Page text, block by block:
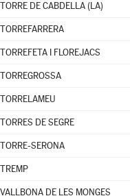
TORRE DE CABDELLA (LA)
TORREFARRERA
TORREFETA I FLOREJACS
TORREGROSSA
TORRELAMEU
TORRES DE SEGRE
TORRE-SERONA
TREMP
VALLBONA DE LES MONGES